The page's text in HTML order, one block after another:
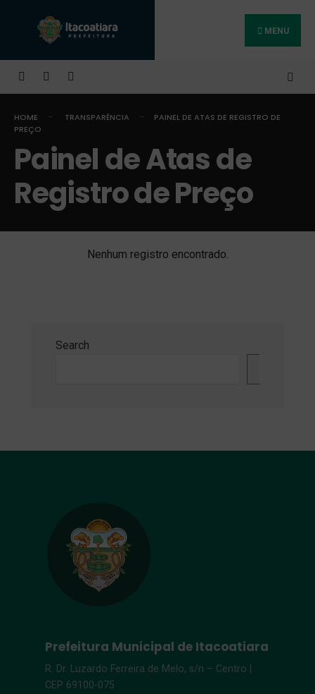
MENU
HOME TRANSPARÊNCIA
PAINEL DE ATAS DE REGISTRO DE
PREÇO
Painel de Atas de
Registro de Preço
Nenhum registro encontrado.
Search
Prefeitura Municipal de Itacoatiara
R. Dr. Luzardo Ferreira de Melo, s/n – Centro |
CEP 69100-075
Buscar